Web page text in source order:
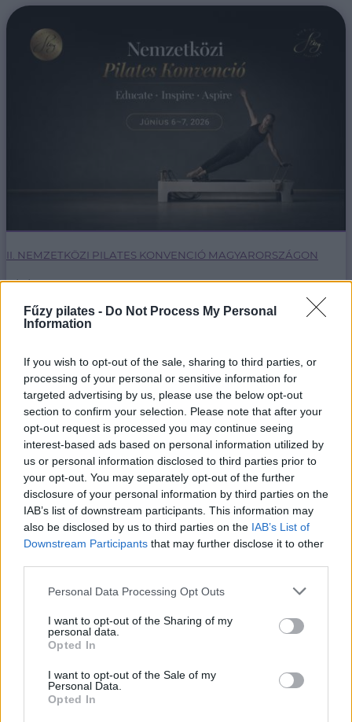
Fűzy pilates - Do Not Process My Personal
Information
If you wish to opt-out of the sale, sharing to third parties, or
processing of your personal or sensitive information for
targeted advertising by us, please use the below opt-out
section to confirm your selection. Please note that after your
opt-out request is processed you may continue seeing
interest-based ads based on personal information utilized by
us or personal information disclosed to third parties prior to
your opt-out. You may separately opt-out of the further
disclosure of your personal information by third parties on the
IAB’s list of downstream participants. This information may
also be disclosed by us to third parties on the IAB’s List of
Downstream Participants that may further disclose it to other
Personal Data Processing Opt Outs
I want to opt-out of the Sharing of my
personal data.
Opted In
I want to opt-out of the Sale of my
Personal Data.
Opted In
II. NEMZETKÖZI PILATES KONVENCIÓ MAGYARORSZÁGON
5/8/26
Egy hétvége, ahol nemzetközi mestertanároktól
tanulhatsz, inspirálódhatsz első kézből.
bővebben
Egy jól feléíptett Pilates óra után megkönnyebbül a